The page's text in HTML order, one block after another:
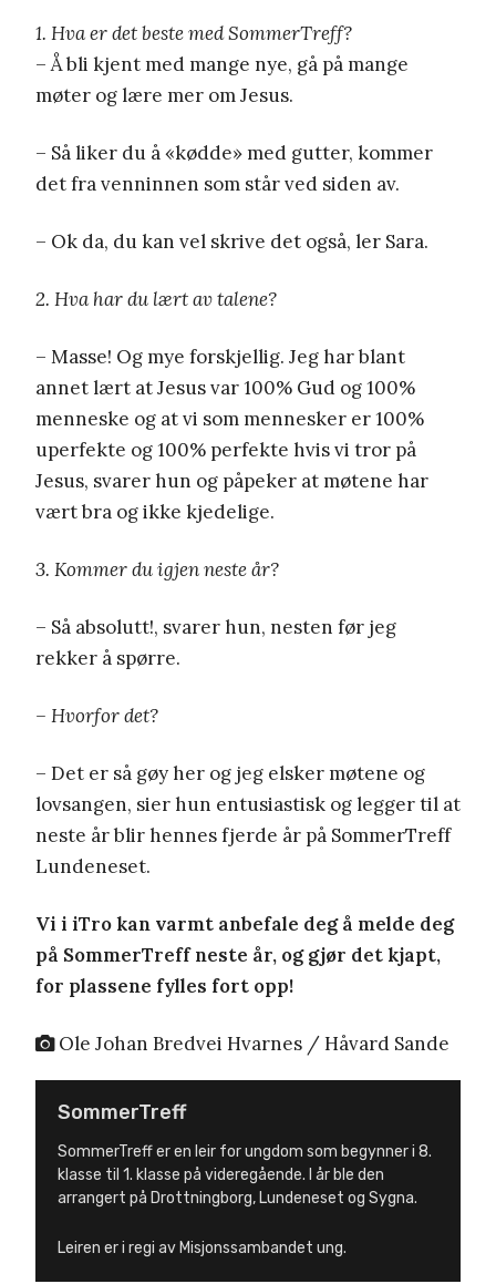
1. Hva er det beste med SommerTreff?
– Å bli kjent med mange nye, gå på mange
møter og lære mer om Jesus.
– Så liker du å «kødde» med gutter, kommer
det fra venninnen som står ved siden av.
– Ok da, du kan vel skrive det også, ler Sara.
2. Hva har du lært av talene?
– Masse! Og mye forskjellig. Jeg har blant
annet lært at Jesus var 100% Gud og 100%
menneske og at vi som mennesker er 100%
uperfekte og 100% perfekte hvis vi tror på
Jesus, svarer hun og påpeker at møtene har
vært bra og ikke kjedelige.
3. Kommer du igjen neste år?
– Så absolutt!, svarer hun, nesten før jeg
rekker å spørre.
– Hvorfor det?
– Det er så gøy her og jeg elsker møtene og
lovsangen, sier hun entusiastisk og legger til at
neste år blir hennes fjerde år på SommerTreff
Lundeneset.
Vi i iTro kan varmt anbefale deg å melde deg
på SommerTreff neste år, og gjør det kjapt,
for plassene fylles fort opp!
Ole Johan Bredvei Hvarnes / Håvard Sande
SommerTreff
SommerTreff er en leir for ungdom som begynner i 8.
klasse til 1. klasse på videregående. I år ble den
arrangert på Drottningborg, Lundeneset og Sygna.
Leiren er i regi av Misjonssambandet ung.